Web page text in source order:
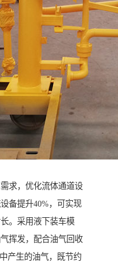
求，优化流体通道设
备提升40%，可实现
。采用液下装车模
挥发，配合油气回收
产生的油气，既节约